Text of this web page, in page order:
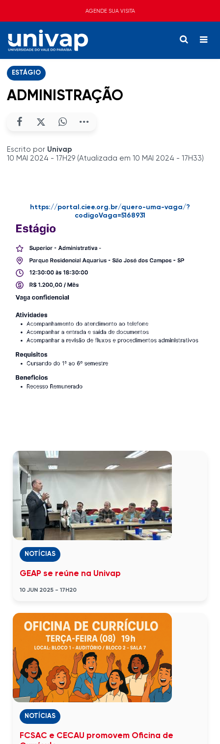
AGENDE SUA VISITA
ESTÁGIO
ADMINISTRAÇÃO
Escrito por Univap
10 MAI 2024 - 17H29 (Atualizada em 10 MAI 2024 - 17H33)
https://portal.ciee.org.br/quero-uma-vaga/?
codigoVaga=5168931
NOTÍCIAS
GEAP se reúne na Univap
10 JUN 2025 - 17H20
NOTÍCIAS
FCSAC e CECAU promovem Oficina de